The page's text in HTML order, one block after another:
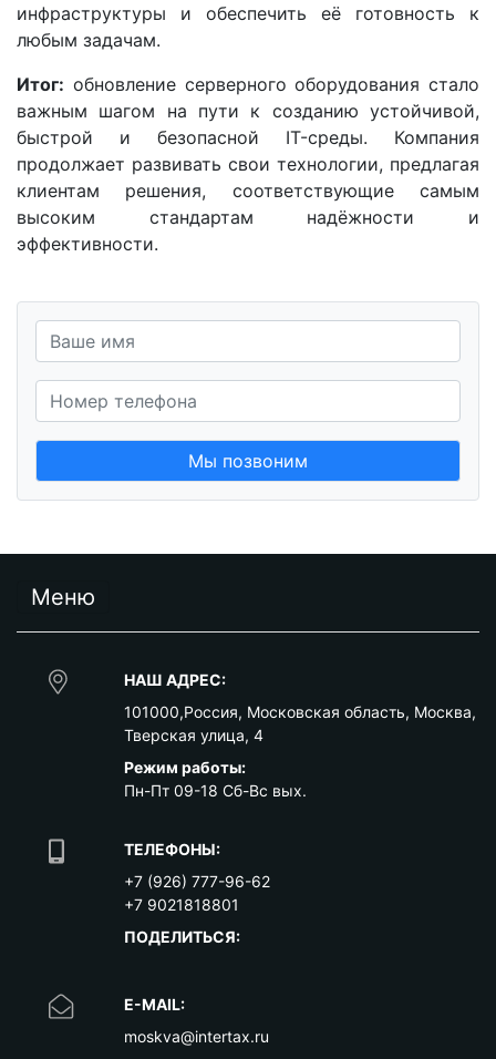
инфраструктуры и обеспечить её готовность к
любым задачам.
Итог: обновление серверного оборудования стало
важным шагом на пути к созданию устойчивой,
быстрой и безопасной IT-среды. Компания
продолжает развивать свои технологии, предлагая
клиентам решения, соответствующие самым
высоким стандартам надёжности и
эффективности.
Мы позвоним
Меню
НАШ АДРЕС:
101000,Россия, Московская область, Москва,
Тверская улица, 4
Режим работы:
Пн-Пт 09-18 Сб-Вс вых.
ТЕЛЕФОНЫ:
+7 (926) 777-96-62
+7 9021818801
ПОДЕЛИТЬСЯ:
E-MAIL:
moskva@intertax.ru